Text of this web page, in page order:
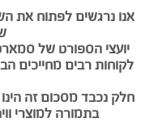
אנו נרגשים לפתוח את
יועצי הספורט של
לקוחות רבים מחייכים
חלק נכבד מסכום זה
בתמורה למוצרי